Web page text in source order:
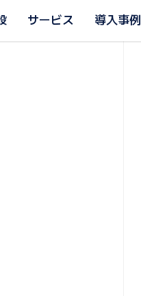
サービス 導入事例